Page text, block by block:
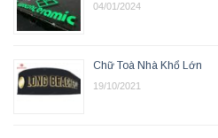
04/01/2024
Chữ Toà Nhà Khổ Lớn
19/10/2021